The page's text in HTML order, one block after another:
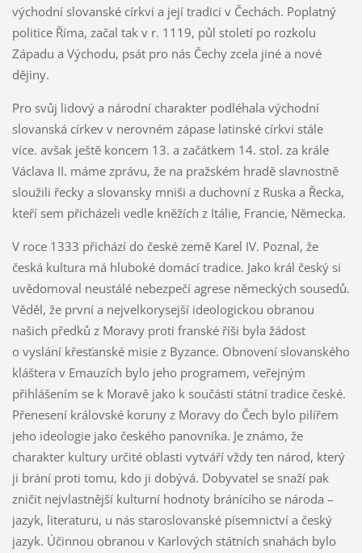
východní slovanské církvi a její tradici v Čechách. Poplatný
politice Říma, začal tak v r. 1119, půl století po rozkolu
Západu a Východu, psát pro nás Čechy zcela jiné a nové
dějiny.
Pro svůj lidový a národní charakter podléhala východní
slovanská církev v nerovném zápase latinské církvi stále
více. avšak ještě koncem 13. a začátkem 14. stol. za krále
Václava II. máme zprávu, že na pražském hradě slavnostně
sloužili řecky a slovansky mniši a duchovní z Ruska a Řecka,
kteří sem přicházeli vedle kněžích z Itálie, Francie, Německa.
V roce 1333 přichází do české země Karel IV. Poznal, že
česká kultura má hluboké domácí tradice. Jako král český si
uvědomoval neustálé nebezpečí agrese německých sousedů.
Věděl, že první a nejvelkorysejší ideologickou obranou
našich předků z Moravy proti franské říši byla žádost
o vyslání křesťanské misie z Byzance. Obnovení slovanského
kláštera v Emauzích bylo jeho programem, veřejným
přihlášením se k Moravě jako k součásti státní tradice české.
Přenesení královské koruny z Moravy do Čech bylo pilířem
jeho ideologie jako českého panovníka. Je známo, že
charakter kultury určité oblasti vytváří vždy ten národ, který
ji brání proti tomu, kdo ji dobývá. Dobyvatel se snaží pak
zničit nejvlastnější kulturní hodnoty bránícího se národa –
jazyk, literaturu, u nás staroslovanské písemnictví a český
jazyk. Účinnou obranou v Karlových státních snahách bylo